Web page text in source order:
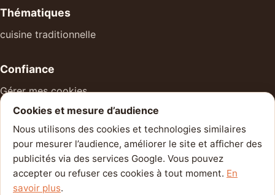
Thématiques
cuisine traditionnelle
Confiance
Gérer mes cookies
À propos
Mentions légales
Politique de confidentialité
Contact
Cookies et mesure d’audience
Nous utilisons des cookies et technologies similaires
pour mesurer l’audience, améliorer le site et afficher des
publicités via des services Google. Vous pouvez
accepter ou refuser ces cookies à tout moment. En
savoir plus.